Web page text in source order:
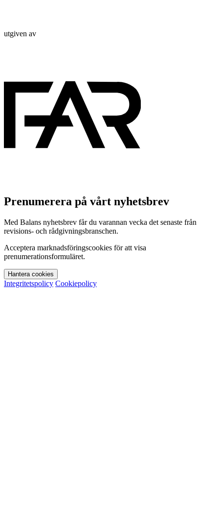
utgiven av
Prenumerera på vårt nyhetsbrev
Med Balans nyhetsbrev får du varannan vecka det senaste från
revisions- och rådgivningsbranschen.
Acceptera marknadsföringscookies för att visa
prenumerationsformuläret.
Hantera cookies
Integritetspolicy Cookiepolicy